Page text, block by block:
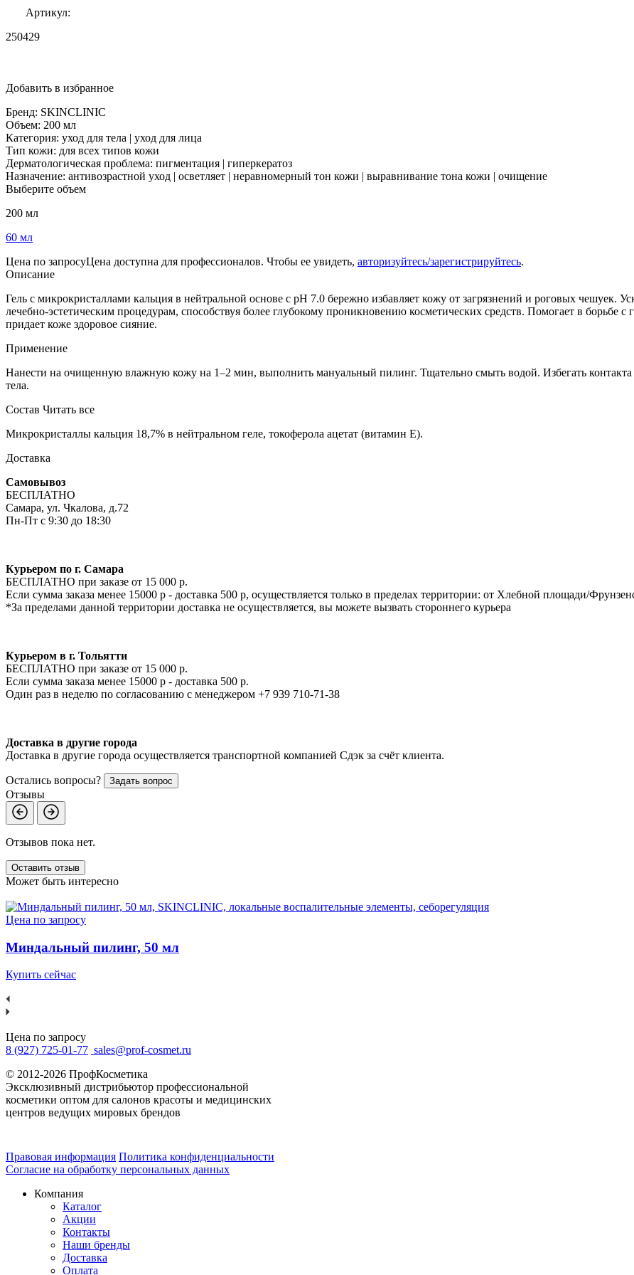
Артикул:
250429
Добавить в избранное
Бренд: SKINCLINIC
Объем: 200 мл
Категория: уход для тела | уход для лица
Тип кожи: для всех типов кожи
Дерматологическая проблема: пигментация | гиперкератоз
Назначение: антивозрастной уход | осветляет | неравномерный тон кожи | выравнивание тона кожи | очищение
Выберите объем
200 мл
60 мл
Цена по запросуЦена доступна для профессионалов. Чтобы ее увидеть, авторизуйтесь/зарегистрируйтесь.
Описание
Гель с микрокристаллами кальция в нейтральной основе с pH 7.0 бережно избавляет кожу от загрязнений и роговых чешуек.
лечебно-эстетическим процедурам, способствуя более глубокому проникновению косметических средств. Помогает в борьбе
придает коже здоровое сияние.
Применение
Нанести на очищенную влажную кожу на 1–2 мин, выполнить мануальный пилинг. Тщательно смыть водой. Избегать
тела.
Состав Читать все
Микрокристаллы кальция 18,7% в нейтральном геле, токоферола ацетат (витамин Е).
Доставка
Самовывоз
БЕСПЛАТНО
Самара, ул. Чкалова, д.72
Пн-Пт с 9:30 до 18:30
Курьером по г. Самара
БЕСПЛАТНО при заказе от 15 000 р.
Если сумма заказа менее 15000 р - доставка 500 р, осуществляется только в пределах территории: от Хлебной площади/
*За пределами данной территории доставка не осуществляется, вы можете вызвать стороннего курьера
Курьером в г. Тольятти
БЕСПЛАТНО при заказе от 15 000 р.
Если сумма заказа менее 15000 р - доставка 500 р.
Один раз в неделю по согласованию с менеджером +7 939 710-71-38
Доставка в другие города
Доставка в другие города осуществляется транспортной компанией Сдэк за счёт клиента.
Остались вопросы? Задать вопрос
Отзывы
Отзывов пока нет.
Оставить отзыв
Может быть интересно
Цена по запросу
Миндальный пилинг, 50 мл
Купить сейчас
Цена по запросу
8 (927) 725-01-77 sales@prof-cosmet.ru
© 2012-2026 ПрофКосметика
Эксклюзивный дистрибьютор профессиональной
косметики оптом для салонов красоты и медицинских
центров ведущих мировых брендов
Правовая информация Политика конфиденциальности
Согласие на обработку персональных данных
Компания
Каталог
Акции
Контакты
Наши бренды
Доставка
Оплата